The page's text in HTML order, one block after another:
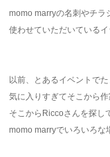
momo marryの名刺やチラ
使わせていただいている
以前、とあるイベントで
気に入りすぎてそこから
そこからRiccoさんを探し
momo marryでいろいろな